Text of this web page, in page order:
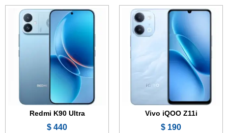
Vivo iQOO Z11i
190 $
Redmi K90 Ultra
440 $